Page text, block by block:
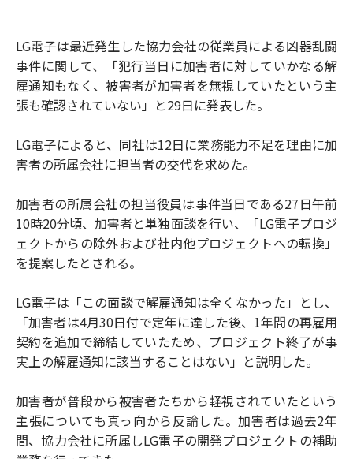
LG電子は最近発生した協力会社の従業員による凶器乱闘
事件に関して、「犯行当日に加害者に対していかなる解
雇通知もなく、被害者が加害者を無視していたという主
張も確認されていない」と29日に発表した。
LG電子によると、同社は12日に業務能力不足を理由に加
害者の所属会社に担当者の交代を求めた。
加害者の所属会社の担当役員は事件当日である27日午前
10時20分頃、加害者と単独面談を行い、「LG電子プロジ
ェクトからの除外および社内他プロジェクトへの転換」
を提案したとされる。
LG電子は「この面談で解雇通知は全くなかった」とし、
「加害者は4月30日付で定年に達した後、1年間の再雇用
契約を追加で締結していたため、プロジェクト終了が事
実上の解雇通知に該当することはない」と説明した。
加害者が普段から被害者たちから軽視されていたという
主張についても真っ向から反論した。加害者は過去2年
間、協力会社に所属しLG電子の開発プロジェクトの補助